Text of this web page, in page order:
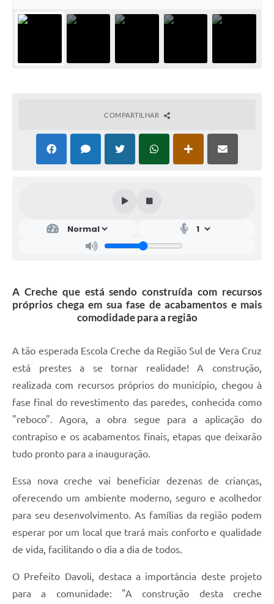
COMPARTILHAR
A Creche que está sendo construída com recursos
próprios chega em sua fase de acabamentos e mais
comodidade para a região
A tão esperada Escola Creche da Região Sul de Vera Cruz
está prestes a se tornar realidade! A construção,
realizada com recursos próprios do município, chegou à
fase final do revestimento das paredes, conhecida como
"reboco". Agora, a obra segue para a aplicação do
contrapiso e os acabamentos finais, etapas que deixarão
tudo pronto para a inauguração.
Essa nova creche vai beneficiar dezenas de crianças,
oferecendo um ambiente moderno, seguro e acolhedor
para seu desenvolvimento. As famílias da região podem
esperar por um local que trará mais conforto e qualidade
de vida, facilitando o dia a dia de todos.
O Prefeito Davoli, destaca a importância deste projeto
para a comunidade: "A construção desta creche